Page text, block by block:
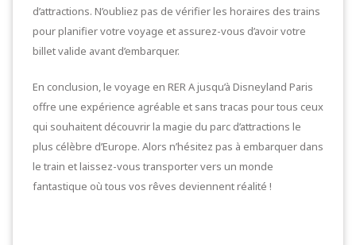
d’attractions. N’oubliez pas de vérifier les horaires des trains
pour planifier votre voyage et assurez-vous d’avoir votre
billet valide avant d’embarquer.
En conclusion, le voyage en RER A jusqu’à Disneyland Paris
offre une expérience agréable et sans tracas pour tous ceux
qui souhaitent découvrir la magie du parc d’attractions le
plus célèbre d’Europe. Alors n’hésitez pas à embarquer dans
le train et laissez-vous transporter vers un monde
fantastique où tous vos rêves deviennent réalité !